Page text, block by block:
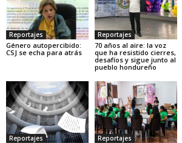
Reportajes
Género autopercibido:
CSJ se echa para atrás
Reportajes
70 años al aire: la voz
que ha resistido cierres,
desafíos y sigue junto al
pueblo hondureño
Reportajes Reportajes